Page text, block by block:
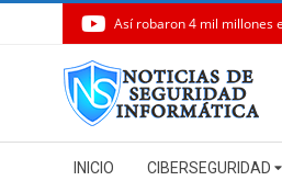
Así robaron 4 mil millones
Navigation
INICIO CIBERSEGURIDAD